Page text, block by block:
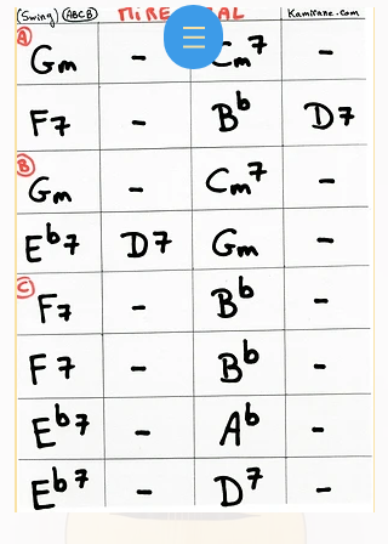
Kami & Ludo
duo groupe Jazz manouche & Rock 50s
Animation de mariage, anniversaire, soirée,
cocktail, entreprise, réception